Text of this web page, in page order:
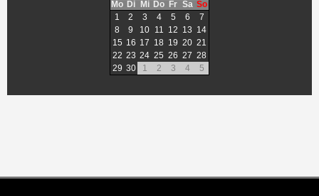
Mo Di Mi Do Fr Sa So
1
2 3 4 5 6
7
8
9 10 11 12 13 14
15 16 17 18 19 20 21
22 23 24 25 26 27 28
29 30 1 2 3 4 5